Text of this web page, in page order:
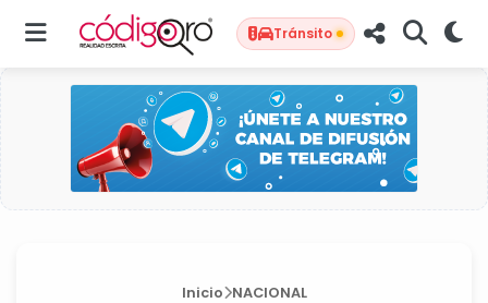
Tránsito
Inicio NACIONAL